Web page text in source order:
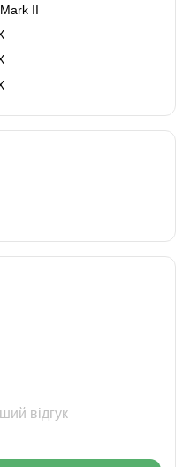
II
відгук